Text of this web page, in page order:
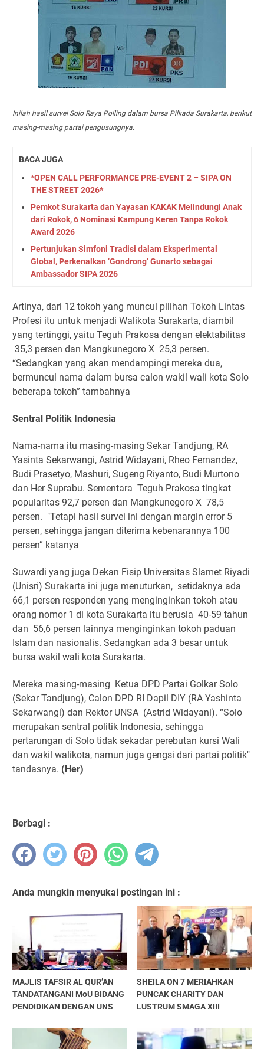
Inilah hasil survei Solo Raya Polling dalam bursa Pilkada Surakarta, berikut
masing-masing partai pengusungnya.
BACA JUGA
*OPEN CALL PERFORMANCE PRE-EVENT 2 – SIPA ON
THE STREET 2026*
Pemkot Surakarta dan Yayasan KAKAK Melindungi Anak
dari Rokok, 6 Nominasi Kampung Keren Tanpa Rokok
Award 2026
Pertunjukan Simfoni Tradisi dalam Eksperimental
Global, Perkenalkan ‘Gondrong’ Gunarto sebagai
Ambassador SIPA 2026
Artinya, dari 12 tokoh yang muncul pilihan Tokoh Lintas
Profesi itu untuk menjadi Walikota Surakarta, diambil
yang tertinggi, yaitu Teguh Prakosa dengan elektabilitas
35,3 persen dan Mangkunegoro X 25,3 persen.
“Sedangkan yang akan mendampingi mereka dua,
bermuncul nama dalam bursa calon wakil wali kota Solo
beberapa tokoh” tambahnya
Sentral Politik Indonesia
Nama-nama itu masing-masing Sekar Tandjung, RA
Yasinta Sekarwangi, Astrid Widayani, Rheo Fernandez,
Budi Prasetyo, Mashuri, Sugeng Riyanto, Budi Murtono
dan Her Suprabu. Sementara Teguh Prakosa tingkat
popularitas 92,7 persen dan Mangkunegoro X 78,5
persen. "Tetapi hasil survei ini dengan margin error 5
persen, sehingga jangan diterima kebenarannya 100
persen” katanya
Suwardi yang juga Dekan Fisip Universitas Slamet Riyadi
(Unisri) Surakarta ini juga menuturkan, setidaknya ada
66,1 persen responden yang menginginkan tokoh atau
orang nomor 1 di kota Surakarta itu berusia 40-59 tahun
dan 56,6 persen lainnya menginginkan tokoh paduan
Islam dan nasionalis. Sedangkan ada 3 besar untuk
bursa wakil wali kota Surakarta.
Mereka masing-masing Ketua DPD Partai Golkar Solo
(Sekar Tandjung), Calon DPD RI Dapil DIY (RA Yashinta
Sekarwangi) dan Rektor UNSA (Astrid Widayani). “Solo
merupakan sentral politik Indonesia, sehingga
pertarungan di Solo tidak sekadar perebutan kursi Wali
dan wakil walikota, namun juga gengsi dari partai politik"
tandasnya. (Her)
Berbagi :
Anda mungkin menyukai postingan ini :
MAJLIS TAFSIR AL QUR’AN
TANDATANGANI MoU BIDANG
PENDIDIKAN DENGAN UNS
SHEILA ON 7 MERIAHKAN
PUNCAK CHARITY DAN
LUSTRUM SMAGA XIII